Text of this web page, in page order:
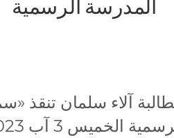
المدرسة الرسمية
آلاء سلمان تنقذ